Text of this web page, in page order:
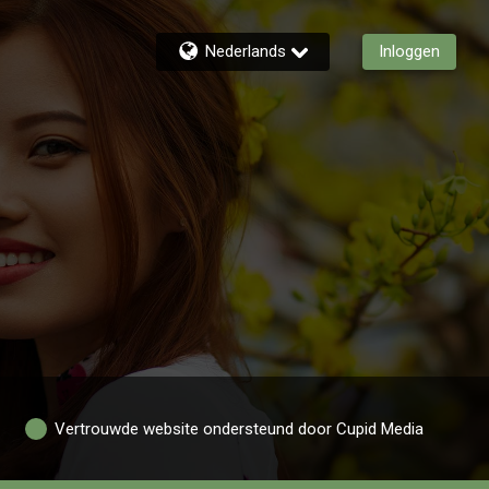
Nederlands Inloggen
Vertrouwde website ondersteund door Cupid Media